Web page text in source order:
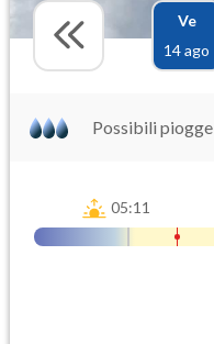
Ve
14 ago
Possibili
05:11